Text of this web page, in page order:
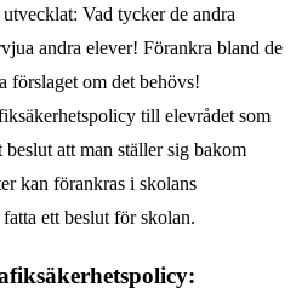
Vad tycker de andra
andra elever! Förankra bland de
förslaget om det behövs!
till elevrådet som
att man ställer sig bakom
kan förankras i skolans
ett beslut för skolan.